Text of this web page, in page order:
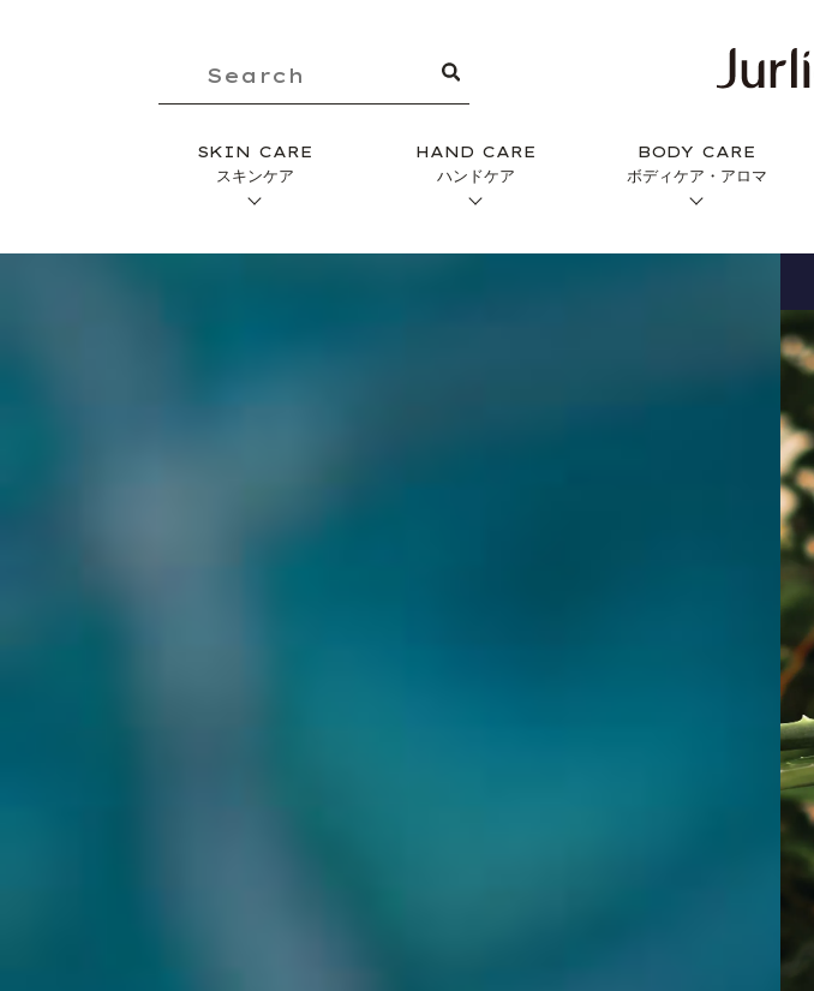
SKIN CARE
スキンケア
HAND CARE
ハンドケア
BODY CARE
ボディケア・アロマ